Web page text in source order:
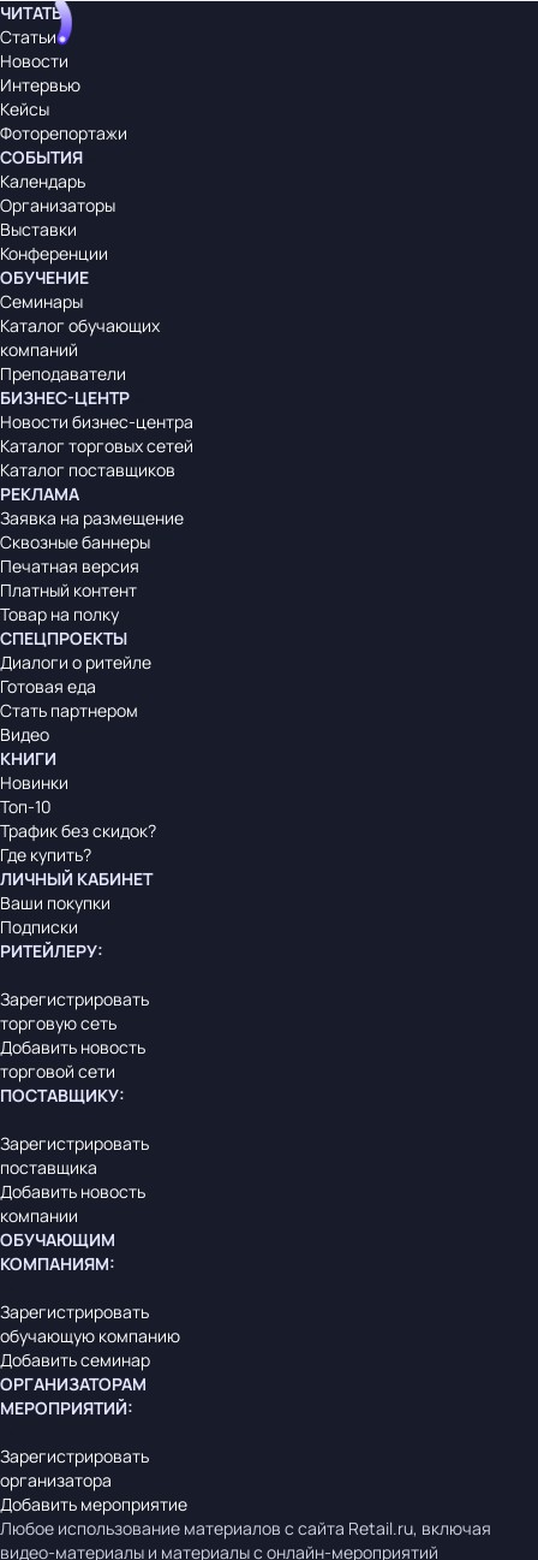
ЧИТАТЬ
Статьи
Новости
Интервью
Кейсы
Фоторепортажи
СОБЫТИЯ
Календарь
Организаторы
Выставки
Конференции
ОБУЧЕНИЕ
Семинары
Каталог обучающих
компаний
Преподаватели
БИЗНЕС-ЦЕНТР
Новости бизнес-центра
Каталог торговых сетей
Каталог поставщиков
РЕКЛАМА
Заявка на размещение
Сквозные баннеры
Печатная версия
Платный контент
Товар на полку
СПЕЦПРОЕКТЫ
Диалоги о ритейле
Готовая еда
Стать партнером
Видео
КНИГИ
Новинки
Топ-10
Трафик без скидок?
Где купить?
ЛИЧНЫЙ КАБИНЕТ
Ваши покупки
Подписки
РИТЕЙЛЕРУ:
Зарегистрировать
торговую сеть
Добавить новость
торговой сети
ПОСТАВЩИКУ:
Зарегистрировать
поставщика
Добавить новость
компании
ОБУЧАЮЩИМ
КОМПАНИЯМ:
Зарегистрировать
обучающую компанию
Добавить семинар
ОРГАНИЗАТОРАМ
МЕРОПРИЯТИЙ:
Зарегистрировать
организатора
Добавить мероприятие
Любое использование материалов с сайта Retail.ru, включая
видео-материалы и материалы с онлайн-мероприятий